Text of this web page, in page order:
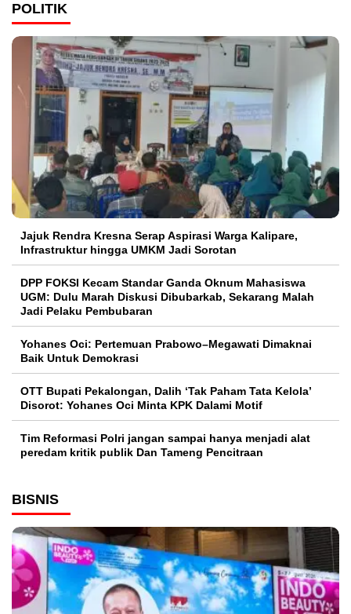
POLITIK
Jajuk Rendra Kresna Serap Aspirasi Warga Kalipare,
Infrastruktur hingga UMKM Jadi Sorotan
DPP FOKSI Kecam Standar Ganda Oknum Mahasiswa
UGM: Dulu Marah Diskusi Dibubarkab, Sekarang Malah
Jadi Pelaku Pembubaran
Yohanes Oci: Pertemuan Prabowo–Megawati Dimaknai
Baik Untuk Demokrasi
OTT Bupati Pekalongan, Dalih ‘Tak Paham Tata Kelola’
Disorot: Yohanes Oci Minta KPK Dalami Motif
Tim Reformasi Polri jangan sampai hanya menjadi alat
peredam kritik publik Dan Tameng Pencitraan
BISNIS